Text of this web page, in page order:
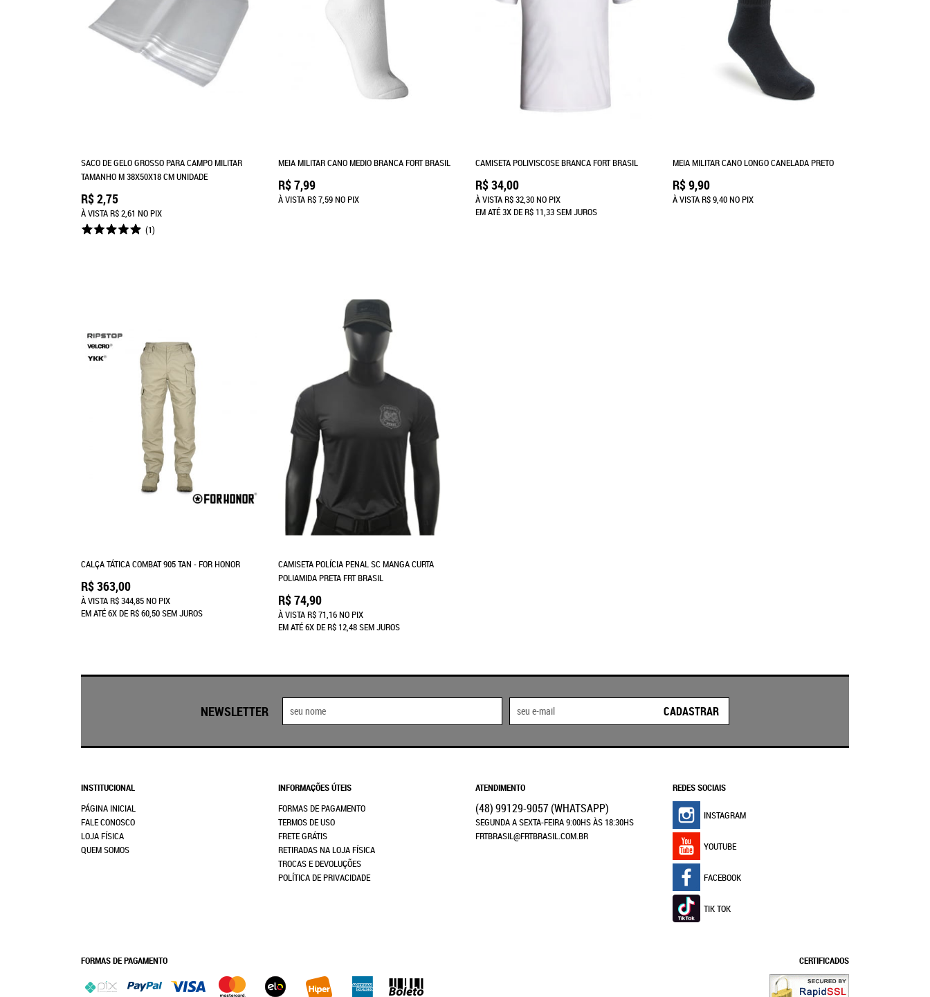
SACO DE GELO GROSSO PARA CAMPO MILITAR
TAMANHO M 38X50X18 CM UNIDADE
R$ 2,75
À VISTAR$ 2,61 NO PIX
(1)
MEIA MILITAR CANO MEDIO BRANCA FORT BRASIL
R$ 7,99
À VISTAR$ 7,59NO PIX
CAMISETA POLIVISCOSE BRANCA FORT BRASIL
R$ 34,00
À VISTAR$ 32,30NO PIX
EM ATÉ3XDER$ 11,33SEM JUROS
MEIA MILITAR CANO LONGO CANELADA PRETO
R$ 9,90
À VISTAR$ 9,40NO PIX
CALÇA TÁTICA COMBAT 905 TAN - FOR HONOR
R$ 363,00
À VISTAR$ 344,85NO PIX
EM ATÉ6XDER$ 60,50SEM JUROS
CAMISETA POLÍCIA PENAL SC MANGA CURTA
POLIAMIDA PRETA FRT BRASIL
R$ 74,90
À VISTAR$ 71,16NO PIX
EM ATÉ6XDER$ 12,48SEM JUROS
NEWSLETTER CADASTRAR
INSTITUCIONAL
PÁGINA INICIAL
FALE CONOSCO
LOJA FÍSICA
QUEM SOMOS
INFORMAÇÕES ÚTEIS
FORMAS DE PAGAMENTO
TERMOS DE USO
FRETE GRÁTIS
RETIRADAS NA LOJA FÍSICA
TROCAS E DEVOLUÇÕES
POLÍTICA DE PRIVACIDADE
ATENDIMENTO
(48)99129-9057(WHATSAPP)
SEGUNDA A SEXTA-FEIRA 9:00HS ÀS 18:30HS
FRTBRASIL@FRTBRASIL.COM.BR
REDES SOCIAIS
INSTAGRAM
YOUTUBE
FACEBOOK
TIK TOK
FORMAS DE PAGAMENTO CERTIFICADOS